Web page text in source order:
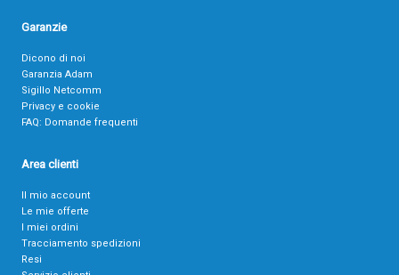
Garanzie
Dicono di noi
Garanzia Adam
Sigillo Netcomm
Privacy e cookie
FAQ: Domande frequenti
Area clienti
Il mio account
Le mie offerte
I miei ordini
Tracciamento spedizioni
Resi